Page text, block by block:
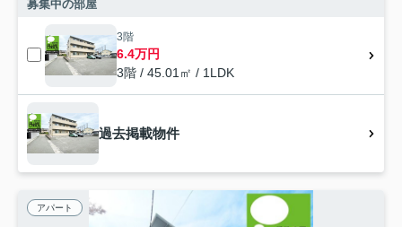
募集中の部屋
3階
6.4万円
3階 / 45.01㎡ / 1LDK
過去掲載物件
アパート